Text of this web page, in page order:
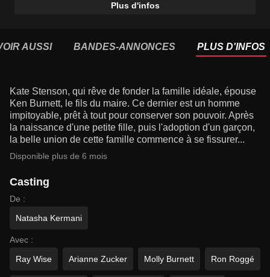
Plus d'infos
AUSSI BANDES-ANNONCES PLUS D'INFOS
Kate Stenson, qui rêve de fonder la famille idéale, épouse
Ken Burnett, le fils du maire. Ce dernier est un homme
impitoyable, prêt à tout pour conserver son pouvoir. Après
la naissance d'une petite fille, puis l'adoption d'un garçon,
la belle union de cette famille commence à se fissurer...
Disponible plus de 6 mois
Casting
De :
Natasha Kermani
Avec :
Ray Wise
Arianne Zucker Molly Burnett Ron Roggé